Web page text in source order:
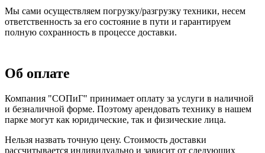
Мы сами осуществляем погрузку/разгрузку техники, несем
ответственность за его состояние в пути и гарантируем
полную сохранность в процессе доставки.
Об оплате
Компания "СОПиГ" принимает оплату за услуги в наличной
и безналичной форме. Поэтому арендовать технику в нашем
парке могут как юридические, так и физические лица.
Нельзя назвать точную цену. Стоимость доставки
рассчитывается индивидуально и зависит от следующих